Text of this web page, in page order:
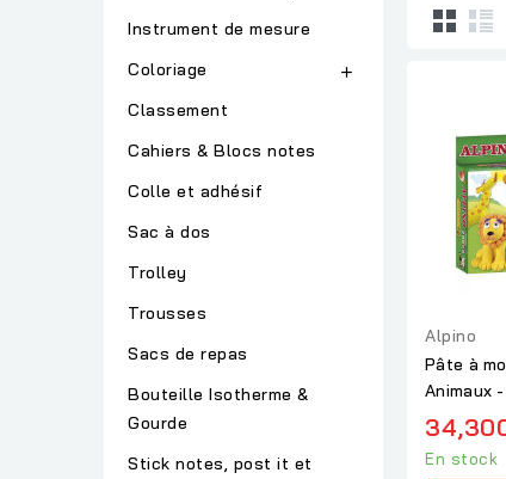
Instrument de mesure
Coloriage

Classement
Cahiers & Blocs notes
Colle et adhésif
Sac à dos
Trolley
Trousses
Sacs de repas
Bouteille Isotherme &
Gourde
Stick notes, post it et
Alpino
Pâte à modeler
Animaux
En stock